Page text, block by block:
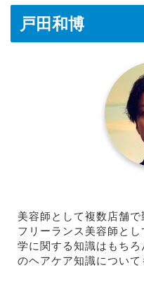
戸田和博
美容師として複数店舗
フリーランス美容師と
学に関する知識はもち
のヘアケア知識について